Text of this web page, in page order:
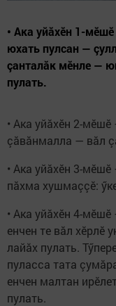
• Ака уйăхӗн 1-
юхать пулсан —
çанталăк мӗнле —
пулать.
• Ака уйăхӗн 2-
çăвăнмалла — вăл
• Ака уйăхӗн 3-
пăхма хушмаççӗ:
• Ака уйăхӗн 4-
енчен те вăл хӗрлӗ
лайăх пулать.
пуласса тата
енчен малтан
пулать.